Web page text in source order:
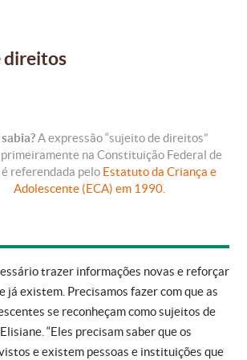
direitos
A expressão “sujeito de direitos”
na Constituição Federal de
referendada pelo Estatuto da Criança e
Adolescente (ECA) em 1990.
trazer informações novas e reforçar
já existem. Precisamos fazer com que as
se reconheçam como sujeitos de
“Eles precisam saber que os
e existem pessoas e instituições que